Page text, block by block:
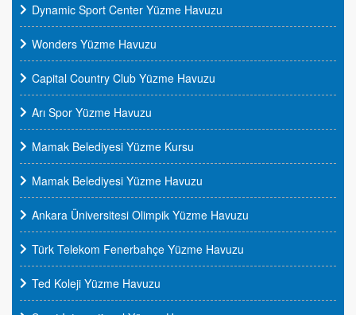
Dynamic Sport Center Yüzme Havuzu
Wonders Yüzme Havuzu
Capital Country Club Yüzme Havuzu
Arı Spor Yüzme Havuzu
Mamak Belediyesi Yüzme Kursu
Mamak Belediyesi Yüzme Havuzu
Ankara Üniversitesi Olimpik Yüzme Havuzu
Türk Telekom Fenerbahçe Yüzme Havuzu
Ted Koleji Yüzme Havuzu